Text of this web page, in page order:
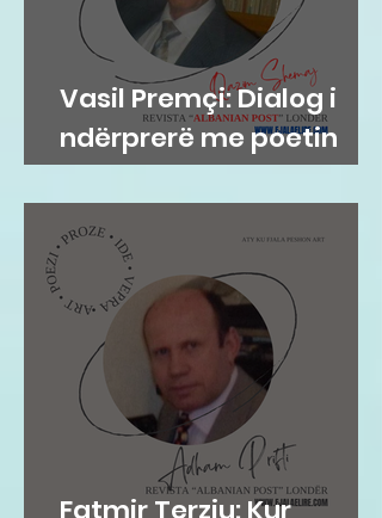
Vasil Premçi: Dialog i
ndërprerë me poetin
Qazim Shemaj
Fatmir Terziu: Kur